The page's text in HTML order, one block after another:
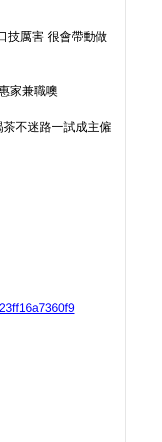
技厲害 很會帶動做
家兼職噢
不迷路一試成主僱